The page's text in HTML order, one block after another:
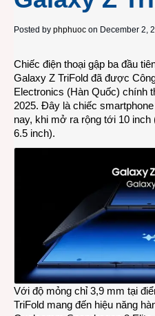
Posted by phphuoc on December 2,
Chiếc điện thoại gập ba đầu
Galaxy Z TriFold đã được
Electronics (Hàn Quốc) chính
2025. Đây là chiếc
nay, khi mở ra rộng tới 10
6.5 inch).
Với độ mỏng chỉ 3,9 mm tại
TriFold mang đến hiệu năng